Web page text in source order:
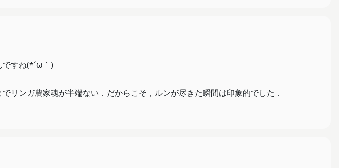
ですね(*´ω｀)
リンガ農家魂が半端ない．だからこそ，ルンが尽きた瞬間は印象的でした．